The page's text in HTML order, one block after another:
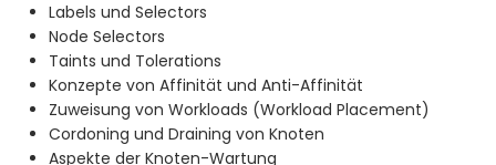
Labels und Selectors
Node Selectors
Taints und Tolerations
Konzepte von Affinität und Anti-Affinität
Zuweisung von Workloads (Workload Placement)
Cordoning und Draining von Knoten
Aspekte der Knoten-Wartung